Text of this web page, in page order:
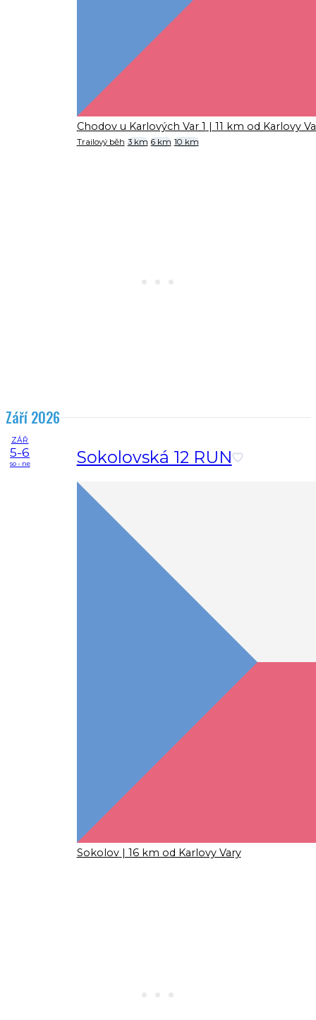
Chodov u Karlových Var 1 | 11 km od Karlovy
Trailový běh 3 km 6 km 10 km
Září 2026
ZÁŘ
5-6
so - ne Sokolovská 12 RUN
Sokolov | 16 km od Karlovy Vary